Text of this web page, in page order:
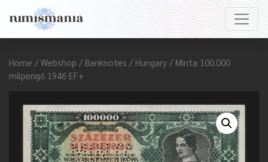
Home / Webshop / Banknotes / Hungary / Minta 100.000
milpengő 1946 EF+